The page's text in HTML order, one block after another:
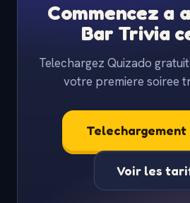
Commencez a
Bar Trivia
Telechargez Quizado
votre premiere soiree
Voir les